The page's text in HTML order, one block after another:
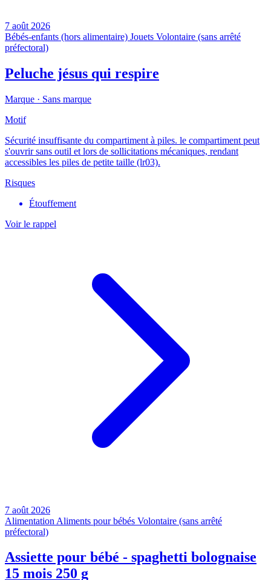
7 août 2026
Bébés-enfants (hors alimentaire) Jouets Volontaire (sans arrêté
préfectoral)
Peluche jésus qui respire
Marque · Sans marque
Motif
Sécurité insuffisante du compartiment à piles. le compartiment peut
s'ouvrir sans outil et lors de sollicitations mécaniques, rendant
accessibles les piles de petite taille (lr03).
Risques
Étouffement
Voir le rappel
7 août 2026
Alimentation Aliments pour bébés Volontaire (sans arrêté
préfectoral)
Assiette pour bébé - spaghetti bolognaise
15 mois 250 g